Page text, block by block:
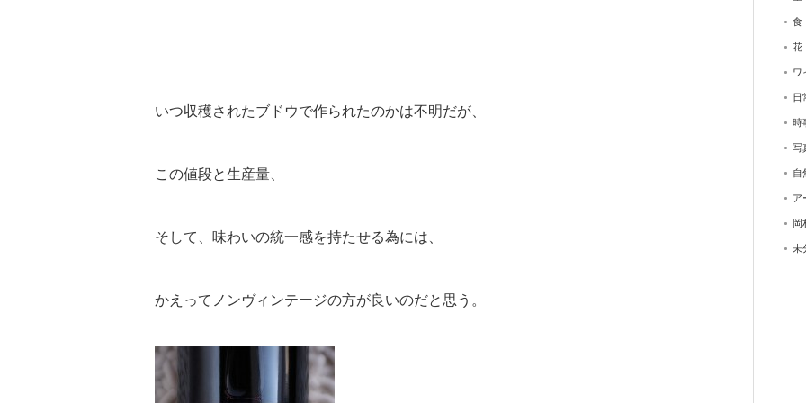
いつ収穫されたブドウで作られたのかは不明だが、
この値段と生産量、
そして、味わいの統一感を持たせる為には、
かえってノンヴィンテージの方が良いのだと思う。
食
花
ワ
日
時
写
自
ア
岡
未